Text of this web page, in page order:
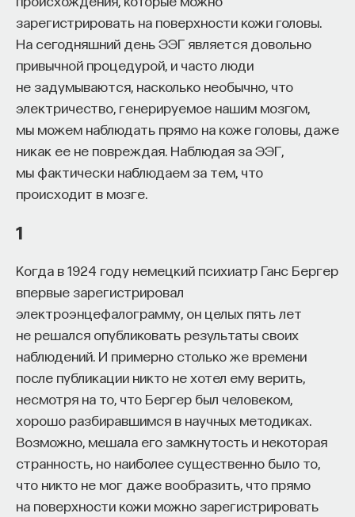
зарегистрировать на поверхности кожи головы.
На сегодняшний день ЭЭГ является довольно
привычной процедурой, и часто люди
не задумываются, насколько необычно, что
электричество, генерируемое нашим мозгом,
мы можем наблюдать прямо на коже головы, даже
никак ее не повреждая. Наблюдая за ЭЭГ,
мы фактически наблюдаем за тем, что
происходит в мозге.
1
Когда в 1924 году немецкий психиатр Ганс Бергер
впервые зарегистрировал
электроэнцефалограмму, он целых пять лет
не решался опубликовать результаты своих
наблюдений. И примерно столько же времени
после публикации никто не хотел ему верить,
несмотря на то, что Бергер был человеком,
хорошо разбиравшимся в научных методиках.
Возможно, мешала его замкнутость и некоторая
странность, но наиболее существенно было то,
что никто не мог даже вообразить, что прямо
на поверхности кожи можно зарегистрировать
собственное будущее, почему результаты
образования раскрываются на длинной дистанции,
и что на самом деле должен уметь студент,
выходящий в сложный и быстро меняющийся мир.
А еще — почему ИИ не стоит просто запрещать,
как использовать его для диалога, и зачем
университету учить не только знаниям, но и самой
практике мышления и коммуникации.
STEM-специалистов (Science, Technology,
Engineering, Mathematics) в самые амбициозные
Deep-Tech и Biotech проекты по всему миру. Если
вы занимаетесь биоинформатикой, молекулярной
биологией, ИИ или другими наукоемкими
дисциплинами, проект поможет вам найти место
в командах, меняющих индустрию.
Как стать участником:
Заполнить анкету кандидата
Посмотреть текущие вакансии